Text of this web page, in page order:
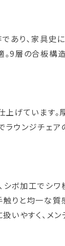
あり、家具史
。9層の合板構
上げています。
ラウンジチェ
シボ加工でシ
触りと均一な
いやすく、メ